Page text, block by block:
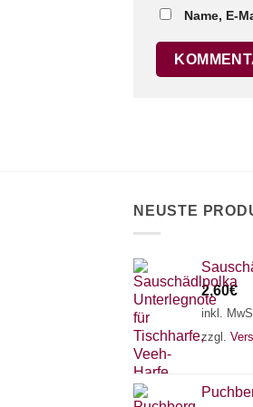
Name, E-
NEUSTE
2,60€
inkl.
zzgl.